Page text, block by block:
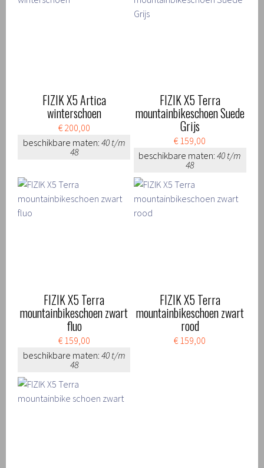
FIZIK X5 Artica
winterschoen
€ 200,00
beschikbare maten: 40 t/m
48
FIZIK X5 Terra
mountainbikeschoen Suede
Grijs
€ 159,00
beschikbare maten: 40 t/m
48
FIZIK X5 Terra
mountainbikeschoen zwart
fluo
€ 159,00
beschikbare maten: 40 t/m
48
FIZIK X5 Terra
mountainbikeschoen zwart
rood
€ 159,00